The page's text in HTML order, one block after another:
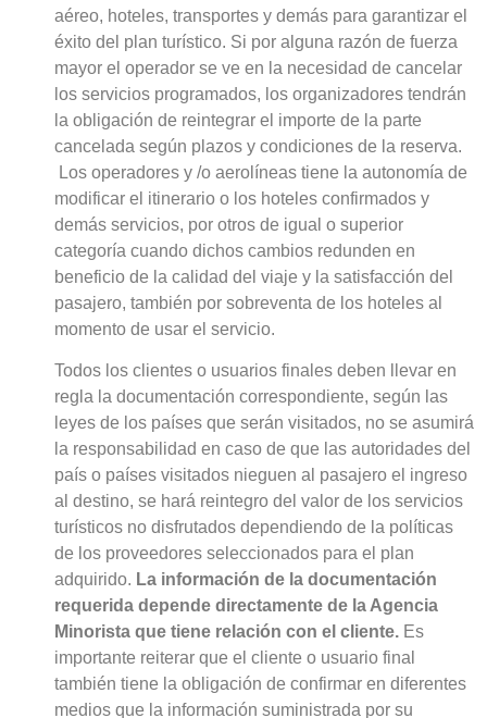
aéreo, hoteles, transportes y demás para garantizar el
éxito del plan turístico. Si por alguna razón de fuerza
mayor el operador se ve en la necesidad de cancelar
los servicios programados, los organizadores tendrán
la obligación de reintegrar el importe de la parte
cancelada según plazos y condiciones de la reserva.
Los operadores y /o aerolíneas tiene la autonomía de
modificar el itinerario o los hoteles confirmados y
demás servicios, por otros de igual o superior
categoría cuando dichos cambios redunden en
beneficio de la calidad del viaje y la satisfacción del
pasajero, también por sobreventa de los hoteles al
momento de usar el servicio.
Todos los clientes o usuarios finales deben llevar en
regla la documentación correspondiente, según las
leyes de los países que serán visitados, no se asumirá
la responsabilidad en caso de que las autoridades del
país o países visitados nieguen al pasajero el ingreso
al destino, se hará reintegro del valor de los servicios
turísticos no disfrutados dependiendo de la políticas
de los proveedores seleccionados para el plan
adquirido. La información de la documentación
requerida depende directamente de la Agencia
Minorista que tiene relación con el cliente. Es
importante reiterar que el cliente o usuario final
también tiene la obligación de confirmar en diferentes
medios que la información suministrada por su